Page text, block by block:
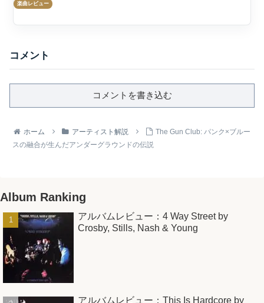
楽曲レビュー
コメント
コメントを書き込む
ホーム アーティスト解説
The Gun Club: パンク×ブルー
スの融合が生んだアンダーグラウンドの伝説
Album Ranking
アルバムレビュー：4 Way Street by
Crosby, Stills, Nash & Young
アルバムレビュー：This Is Hardcore by